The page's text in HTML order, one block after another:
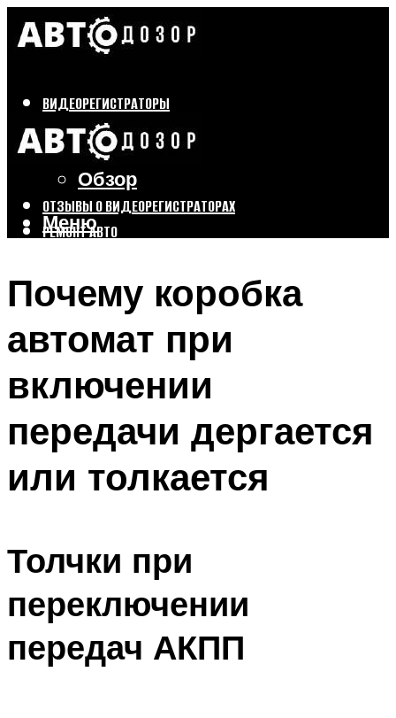
ВИДЕОРЕГИСТРАТОРЫ
Бренды
Выбор
Обзор
ОТЗЫВЫ О ВИДЕОРЕГИСТРАТОРАХ
РЕМОНТ АВТО
Меню
Почему коробка
автомат при
включении
передачи дергается
или толкается
Толчки при
переключении
передач АКПП